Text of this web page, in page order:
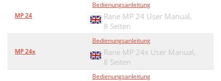
MP 24
Bedienungsanleitung
Rane MP 24 User Manual,
8 Seiten
MP 24x
Bedienungsanleitung
Rane MP 24x User Manual,
8 Seiten
Bedienungsanleitung